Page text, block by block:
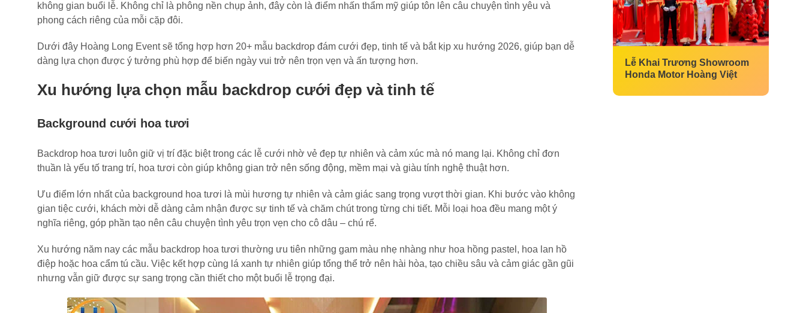
không gian buổi lễ. Không chỉ là phông nền chụp ảnh, đây còn là điểm nhấn thẩm mỹ giúp tôn lên câu chuyện tình yêu và
phong cách riêng của mỗi cặp đôi.
Dưới đây Hoàng Long Event sẽ tổng hợp hơn 20+ mẫu backdrop đám cưới đẹp, tinh tế và bắt kịp xu hướng 2026, giúp bạn dễ
dàng lựa chọn được ý tưởng phù hợp để biến ngày vui trở nên trọn vẹn và ấn tượng hơn.
Xu hướng lựa chọn mẫu backdrop cưới đẹp và tinh tế
Background cưới hoa tươi
Backdrop hoa tươi luôn giữ vị trí đặc biệt trong các lễ cưới nhờ vẻ đẹp tự nhiên và cảm xúc mà nó mang lại. Không chỉ đơn
thuần là yếu tố trang trí, hoa tươi còn giúp không gian trở nên sống động, mềm mại và giàu tính nghệ thuật hơn.
Ưu điểm lớn nhất của background hoa tươi là mùi hương tự nhiên và cảm giác sang trọng vượt thời gian. Khi bước vào không
gian tiệc cưới, khách mời dễ dàng cảm nhận được sự tinh tế và chăm chút trong từng chi tiết. Mỗi loại hoa đều mang một ý
nghĩa riêng, góp phần tạo nên câu chuyện tình yêu trọn vẹn cho cô dâu – chú rể.
Xu hướng năm nay các mẫu backdrop hoa tươi thường ưu tiên những gam màu nhẹ nhàng như hoa hồng pastel, hoa lan hồ
điệp hoặc hoa cẩm tú cầu. Việc kết hợp cùng lá xanh tự nhiên giúp tổng thể trở nên hài hòa, tạo chiều sâu và cảm giác gần gũi
nhưng vẫn giữ được sự sang trọng cần thiết cho một buổi lễ trọng đại.
Lễ Khai Trương Showroom
Honda Motor Hoàng Việt